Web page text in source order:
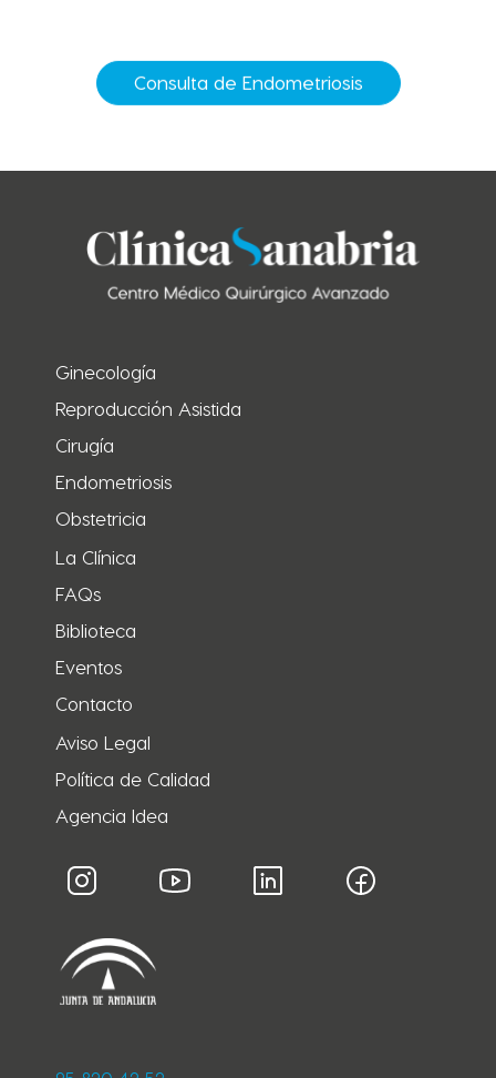
Consulta de Endometriosis
Ginecología
Reproducción Asistida
Cirugía
Endometriosis
Obstetricia
La Clínica
FAQs
Biblioteca
Eventos
Contacto
Aviso Legal
Política de Calidad
Agencia Idea